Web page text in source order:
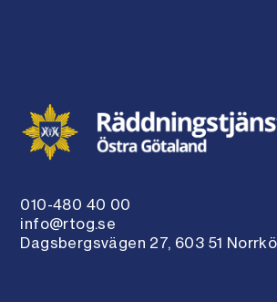
010-480 40 00
info@rtog.se
Dagsbergsvägen 27, 603 51